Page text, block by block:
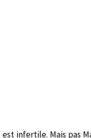
infertile. Mais pas